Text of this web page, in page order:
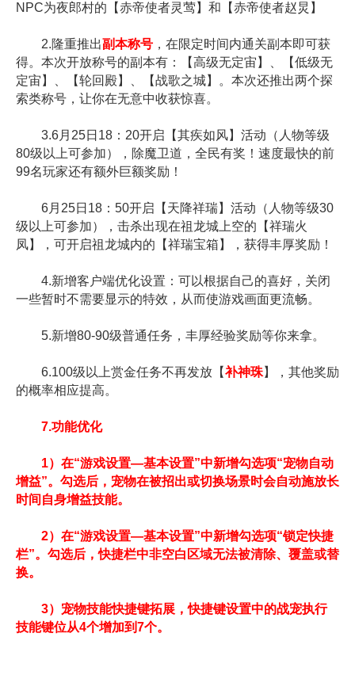
NPC为夜郎村的【赤帝使者灵莺】和【赤帝使者赵炅】
2.隆重推出副本称号 ，在限定时间内通关副本即可获
得。本次开放称号的副本有：【高级无定宙】、【低级无
定宙】、【轮回殿】、【战歌之城】。本次还推出两个探
索类称号，让你在无意中收获惊喜。
3.6月25日18：20开启【其疾如风】活动（人物等级
80级以上可参加），除魔卫道，全民有奖！速度最快的前
99名玩家还有额外巨额奖励！
6月25日18：50开启【天降祥瑞】活动（人物等级30
级以上可参加），击杀出现在祖龙城上空的【祥瑞火
凤】，可开启祖龙城内的【祥瑞宝箱】，获得丰厚奖励！
4.新增客户端优化设置：可以根据自己的喜好，关闭
一些暂时不需要显示的特效，从而使游戏画面更流畅。
5.新增80-90级普通任务，丰厚经验奖励等你来拿。
6.100级以上赏金任务不再发放【补神珠】，其他奖励
的概率相应提高。
7.功能优化
1）在“游戏设置—基本设置”中新增勾选项“宠物自动
增益”。勾选后，宠物在被招出或切换场景时会自动施放长
时间自身增益技能。
2）在“游戏设置—基本设置”中新增勾选项“锁定快捷
栏”。勾选后，快捷栏中非空白区域无法被清除、覆盖或替
换。
3）宠物技能快捷键拓展，快捷键设置中的战宠执行
技能键位从4个增加到7个。